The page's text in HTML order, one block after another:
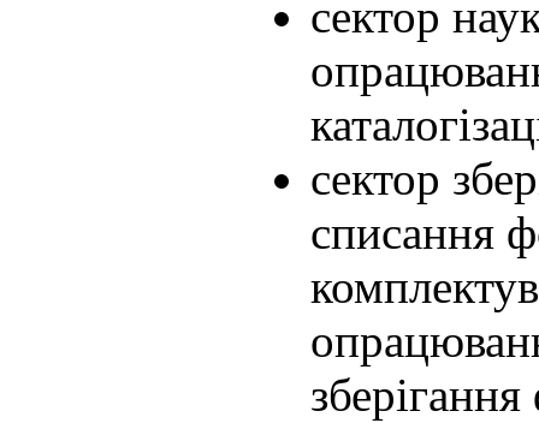
сектор
сектор
списання